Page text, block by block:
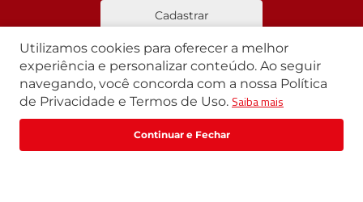
Fale com um especialista
Cadastrar
Segunda a Sexta | 07h42 às 17h30
Exceto feriados
WhatsApp:
Email:loja@marte.com.br
Utilizamos cookies para oferecer a melhor
experiência e personalizar conteúdo. Ao seguir
navegando, você concorda com a nossa Política
de Privacidade e Termos de Uso. Saiba mais